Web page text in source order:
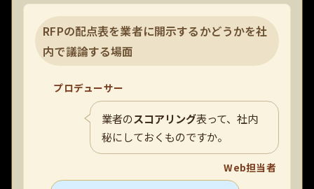
RFPの配点表を業者に開示するかどうかを社
内で議論する場面
プロデューサー
業者のスコアリング表って、社内
秘にしておくものですか。
Web担当者